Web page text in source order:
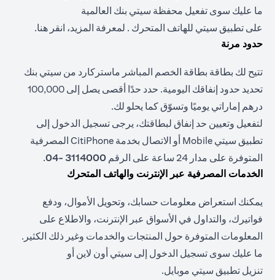
ما عليك سوى تفعيل محفظة سيتي بنك العالمية
على تطبيق سيتي للهاتف المتحرك . لمعرفة المزيد، انقر هنا.
حدود مرنة
تتيح لك بطاقة بطاقة الخصم المباشر ماستركارد من سيتي بنك
تحديد حدود إنفاقك اليومية. حدد حدًا أقصى يصل إلى 100,000
درهم إماراتي يوميًا وتسوّق كما يحلو لك.
لتفعيل وتعيين حد إنفاق لبطاقتك، يرجى تسجيل الدخول إلى
تطبيق سيتي Mobile أو الاتصال بخدمة CitiPhone المصرفية
المتوفرة على مدار 24 ساعة على الرقم
3114000 -04
.
الخدمات المصرفية عبر الإنترنت والهاتف المتحرك
يمكنك استعراض معلومات حسابك، وتحويل الأموال، ودفع
فواتيرك، والتداول في الأسواق عبر الإنترنت، والاطلاع على
المعلومات المتوفرة حول المنتجات والخدمات وغير ذلك الكثير.
ما عليك سوى تسجيل الدخول إلى سيتي أون لاين أو
تنزيل تطبيق سيتي موبايل.